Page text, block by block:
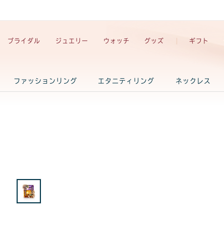
ブライダル ジュエリー ウォッチ グッズ ギフト
ファッションリング エタニティリング ネックレス